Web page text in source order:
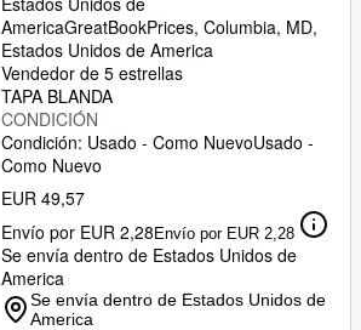
AmericaGreatBookPrices, Columbia, MD,
Estados Unidos de America
Vendedor de 5 estrellas
TAPA BLANDA
CONDICIÓN
Condición: Usado - Como NuevoUsado -
Como Nuevo
EUR 49,57
Envío por EUR 2,28Envío por EUR 2,28
Se envía dentro de Estados Unidos de
America
Se envía dentro de Estados Unidos de
America